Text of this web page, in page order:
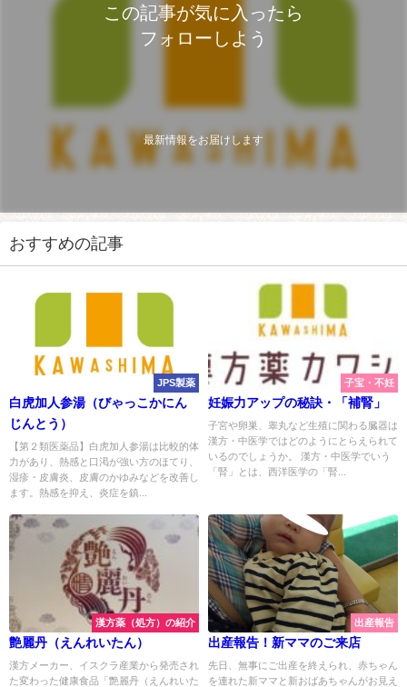
この記事が気に入ったら
フォローしよう
最新情報をお届けします
おすすめの記事
JPS製薬
白虎加人参湯（びゃっこかにん
じんとう）
【第２類医薬品】白虎加人参湯は比較的体
力があり、熱感と口渇が強い方のほてり、
湿疹・皮膚炎、皮膚のかゆみなどを改善し
ます。熱感を抑え、炎症を鎮...
子宝・不妊
妊娠力アップの秘訣・「補腎」
子宮や卵巣、睾丸など生殖に関わる臓器は
漢方・中医学ではどのようにとらえられて
いるのでしょうか。 漢方・中医学でいう
「腎」とは、西洋医学の「腎...
漢方薬（処方）の紹介
艶麗丹（えんれいたん）
漢方メーカー、イスクラ産業から発売され
た変わった健康食品「艶麗丹（えんれいた
出産報告
出産報告！新ママのご来店
先日、無事にご出産を終えられ、赤ちゃん
を連れた新ママと新おばあちゃんがお見え